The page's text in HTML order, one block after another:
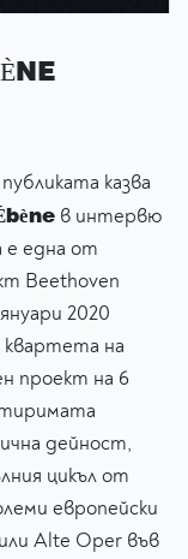
казва
в интервю
е една от
Beethoven
2020
на
проект на 6
дейност,
цикъл от
европейски
Alte Oper във